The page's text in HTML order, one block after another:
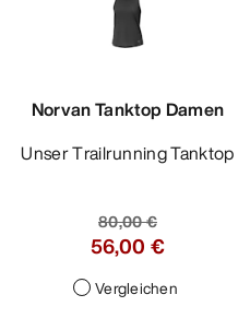
Norvan Tanktop Damen
Unser Trailrunning Tanktop
80,00 €
56,00 €
Vergleichen